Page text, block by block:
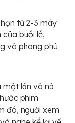
từ 2-3 máy
buổi lễ,
và phong phú
một lần và nó
phim
đó, người xem